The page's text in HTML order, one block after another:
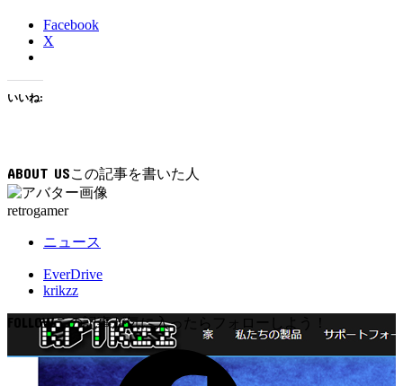
Facebook
X
いいね:
ABOUT US
retrogamer
ニュース
EverDrive
krikzz
FOLLOW